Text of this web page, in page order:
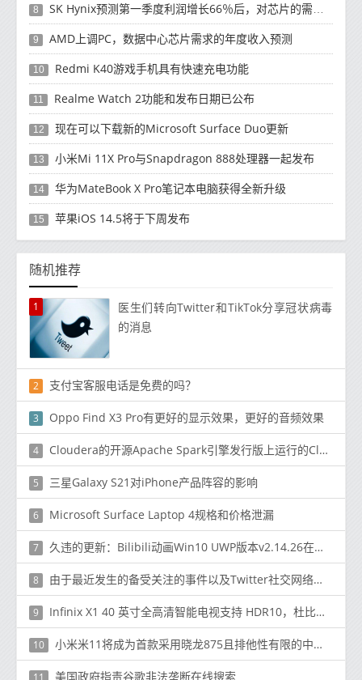
8 SK Hynix预测第一季度利润增长66％后，对芯片的需求将增强
9 AMD上调PC，数据中心芯片需求的年度收入预测
10 Redmi K40游戏手机具有快速充电功能
11 Realme Watch 2功能和发布日期已公布
12 现在可以下载新的Microsoft Surface Duo更新
13 小米Mi 11X Pro与Snapdragon 888处理器一起发布
14 华为MateBook X Pro笔记本电脑获得全新升级
15 苹果iOS 14.5将于下周发布
随机推荐
1
医生们转向Twitter和TikTok分享冠状病毒
的消息
2 支付宝客服电话是免费的吗？
3 Oppo Find X3 Pro有更好的显示效果，更好的音频效果
4 Cloudera的开源Apache Spark引擎发行版上运行的Cloud Dataflow版本
5 三星Galaxy S21对iPhone产品阵容的影响
6 Microsoft Surface Laptop 4规格和价格泄漏
7 久违的更新：Bilibili动画Win10 UWP版本v2.14.26在这里
8 由于最近发生的备受关注的事件以及Twitter社交网络的广泛影响
9 Infinix X1 40 英寸全高清智能电视支持 HDR10，杜比音频在印度推出
10 小米米11将成为首款采用晓龙875且排他性有限的中文手机
11 美国政府指责谷歌非法垄断在线搜索